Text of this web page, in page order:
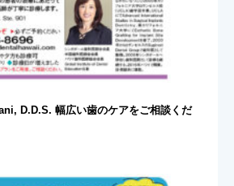
D.D.S. 幅広い歯のケアをご相談くだ